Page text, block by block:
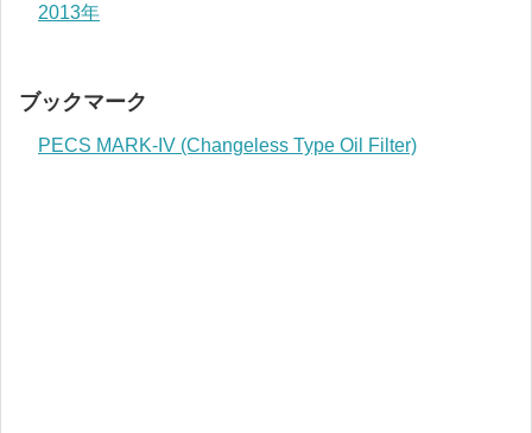
2013年
ブックマーク
PECS MARK-IV (Changeless Type Oil Filter)